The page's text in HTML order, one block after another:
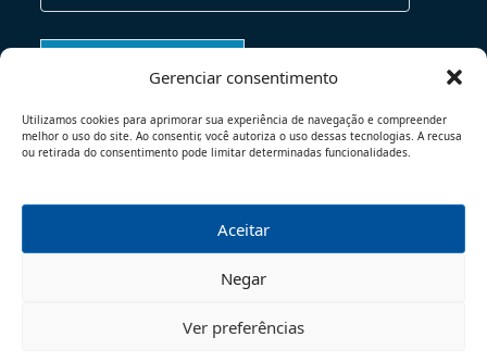
Gerenciar consentimento
Utilizamos cookies para aprimorar sua experiência de navegação e compreender
melhor o uso do site. Ao consentir, você autoriza o uso dessas tecnologias. A recusa
ou retirada do consentimento pode limitar determinadas funcionalidades.
Aceitar
Negar
Ver preferências
POLÍTICA DE PRIVACIDADE
© 2026 - TODOS OS DIREITOS RESERVADOS